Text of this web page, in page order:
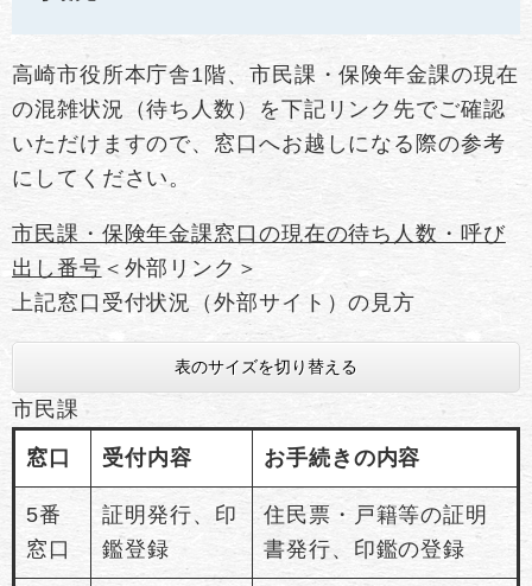
高崎市役所本庁舎1階、市民課・保険年金課の現在
の混雑状況（待ち人数）を下記リンク先でご確認
いただけますので、窓口へお越しになる際の参考
にしてください。
市民課・保険年金課窓口の現在の待ち人数・呼び
出し番号 ＜外部リンク＞
上記窓口受付状況（外部サイト）の見方
表のサイズを切り替える
市民課
窓口 受付内容 お手続きの内容
5番
窓口
証明発行、印
鑑登録
住民票・戸籍等の証明
書発行、印鑑の登録